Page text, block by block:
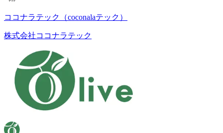
ココナラテック（coconalaテック）
株式会社ココナラテック